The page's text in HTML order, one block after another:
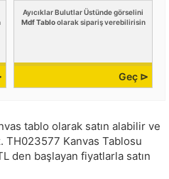
Ayıcıklar Bulutlar Üstünde görselini
Mdf Tabloolarak sipariş verebilirisin
Geç ⊳
tablo olarak satın alabilir ve
TH023577 Kanvas Tablosu
den başlayan fiyatlarla satın